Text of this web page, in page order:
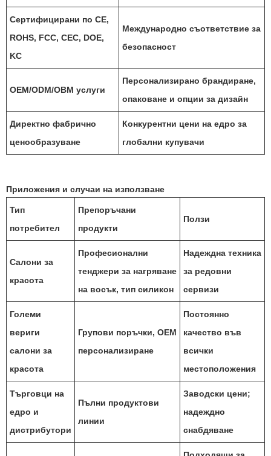
Сертифицирани по CE,
ROHS, FCC, CEC, DOE,
KC
Международно съответствие за
безопасност
OEM/ODM/OBM услуги
Персонализирано брандиране,
опаковане и опции за дизайн
Директно фабрично
ценообразуване
Конкурентни цени на едро за
глобални купувачи
Приложения и случаи на използване
Тип
потребител
Препоръчани
продукти
Ползи
Салони за
красота
Професионални
тенджери за нагряване
на восък, тип силикон
Надеждна техника
за редовни
сервизи
Големи
вериги
салони за
красота
Групови поръчки, OEM
персонализиране
Постоянно
качество във
всички
местоположения
Търговци на
едро и
дистрибутори
Пълни продуктови
линии
Заводски цени;
надеждно
снабдяване